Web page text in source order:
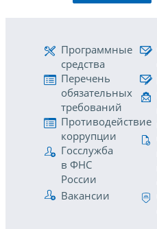
Программные
средства
Перечень
обязательных
требований
Противодействие
коррупции
Госслужба
в ФНС
России
Вакансии